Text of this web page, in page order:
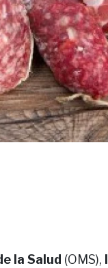
la Salud (OMS),